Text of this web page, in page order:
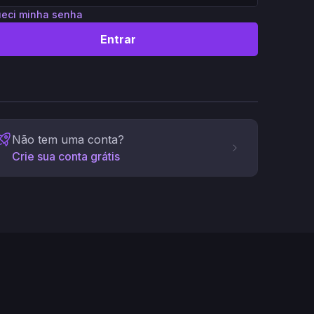
minha senha
Entrar
Não tem uma conta?
Crie sua conta grátis